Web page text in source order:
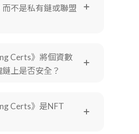
不是私有鏈或聯盟
Certs》將個資數
上是否安全？
Certs》是NFT